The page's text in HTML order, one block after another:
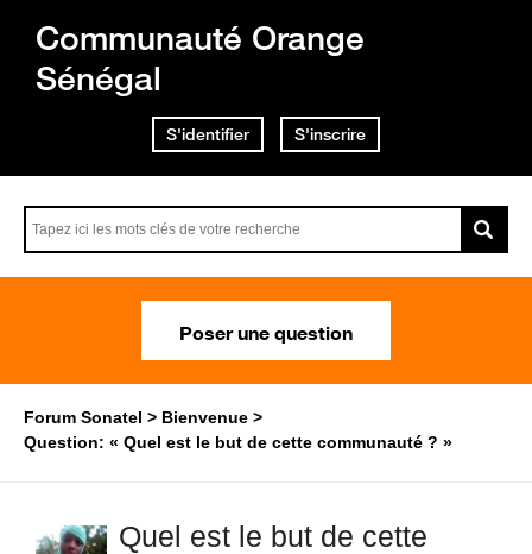
Communauté Orange
Sénégal
S'identifier S'inscrire
Poser une question
Forum Sonatel
Bienvenue
Question: « Quel est le but de cette communauté ? »
Quel est le but de cette